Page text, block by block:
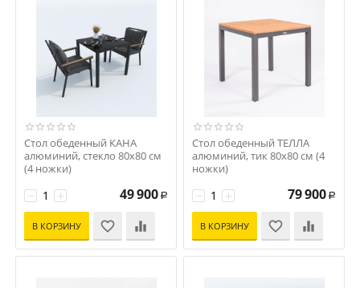
Стол обеденный КАНА
алюминий, стекло 80x80 см
(4 ножки)
+
− 49 900 Р
В КОРЗИНУ
Стол обеденный ТЕЛЛА
алюминий, тик 80x80 см (4
ножки)
+
− 79 900 Р
В КОРЗИНУ